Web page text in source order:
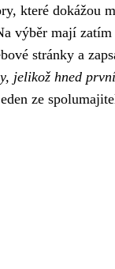
které dokážou
výběr mají
stránky a
jelikož hned
ze